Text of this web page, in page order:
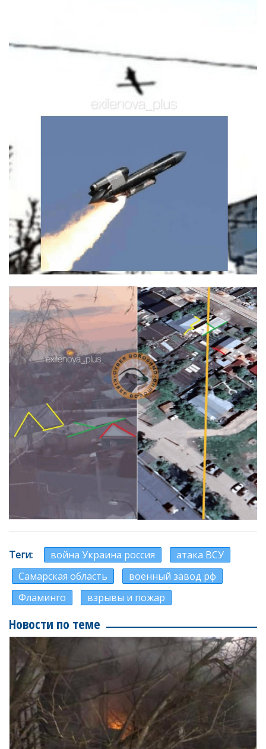
Теги война Украина россия
атака ВСУ
Самарская область
военный завод рф
Фламинго
взрывы и пожар
Новости по теме